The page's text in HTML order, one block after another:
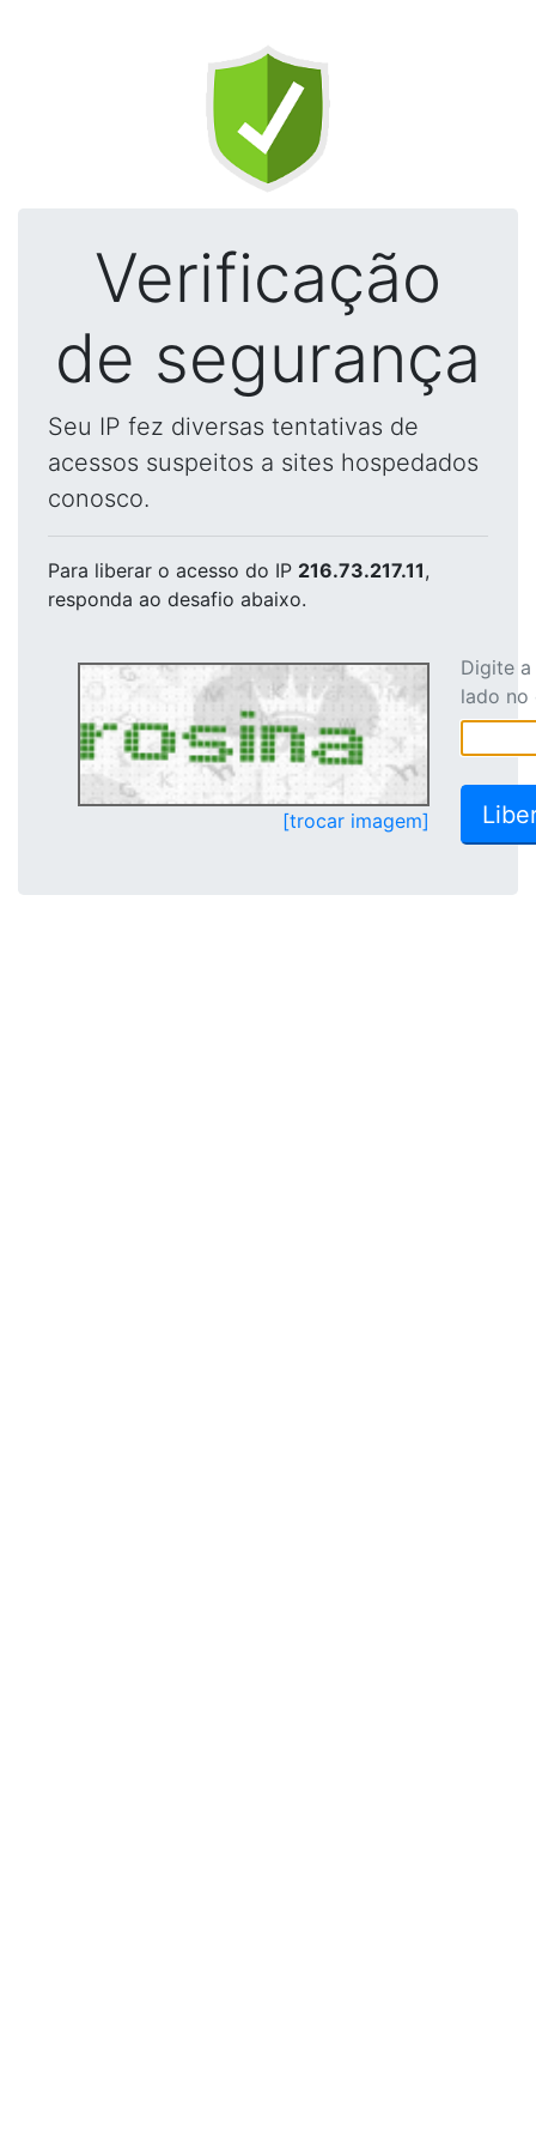
Verificação
de segurança
Seu IP fez diversas tentativas de
acessos suspeitos a sites hospedados
conosco.
Para liberar o acesso do IP 216.73.217.11,
responda ao desafio abaixo.
[trocar imagem]
Digite
lado no